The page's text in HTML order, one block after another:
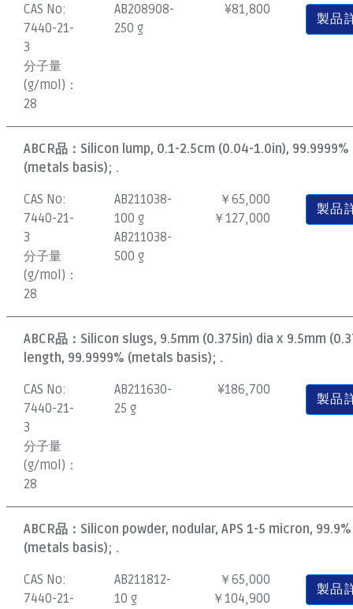
CAS No:
7440-21-
3
分子量
(g/mol)：
28
AB208908-
250 g
¥81,800
製品
ABCR品： Silicon lump, 0.1-2.5cm (0.04-1.0in), 99.9999%
(metals basis); .
CAS No:
7440-21-
3
分子量
(g/mol)：
28
AB211038-
100 g
AB211038-
500 g
￥65,000
￥127,000
製品
ABCR品： Silicon slugs, 9.5mm (0.375in) dia x 9.5mm
length, 99.9999% (metals basis); .
CAS No:
7440-21-
3
分子量
(g/mol)：
28
AB211630-
25 g
¥186,700
製品
ABCR品： Silicon powder, nodular, APS 1-5 micron, 99.9%
(metals basis); .
CAS No:
7440-21-
AB211812-
10 g
￥65,000
￥104,900
製品